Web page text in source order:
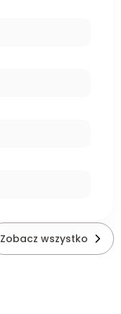
Zobacz wszystko